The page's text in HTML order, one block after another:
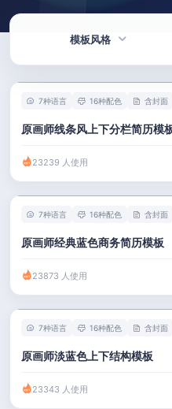
AI 诊断简历
AI 模拟面试
AI 职场工具 New
简历模板
模板风格
简洁
应届生
左右分栏
考研复试
产品 / 设计
金融 / 汽车
市场 / 运营
人事 / 行政
房产建筑
7种语言 16种配色 含封面
原画师线条风上下分栏简历模
23239 人使用
7种语言 16种配色 含封面
原画师经典蓝色商务简历模板
23873 人使用
7种语言 16种配色 含封面
原画师淡蓝色上下结构模板
23343 人使用